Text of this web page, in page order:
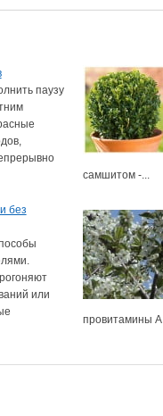
паузу
самшитом -...
без
или
провитамины